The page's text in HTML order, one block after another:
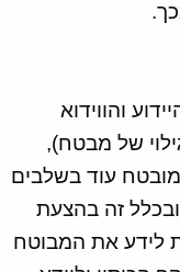
והווידוא
של מבטח),
עוד בשלבים
זה בהצעת
לידע את המבוטח